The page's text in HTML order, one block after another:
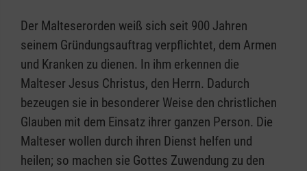
Der Malteserorden weiß sich seit 900 Jahren
seinem Gründungsauftrag verpflichtet, dem Armen
und Kranken zu dienen. In ihm erkennen die
Malteser Jesus Christus, den Herrn. Dadurch
bezeugen sie in besonderer Weise den christlichen
Glauben mit dem Einsatz ihrer ganzen Person. Die
Malteser wollen durch ihren Dienst helfen und
heilen; so machen sie Gottes Zuwendung zu den